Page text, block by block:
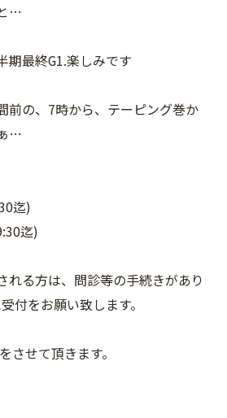
…
期最終G1.楽しみです
前の、7時から、テーピング巻か
…
迄)
迄)
れる方は、問診等の手続きがあり
付をお願い致します。
させて頂きます。